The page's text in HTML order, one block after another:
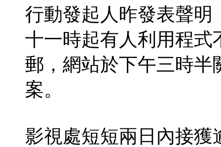
行動發起人昨發表聲明
十一時起有人利用程式
郵，網站於下午三時半
案。
影視處短短兩日內接